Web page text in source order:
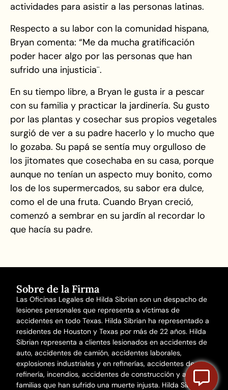
actividades para asistir a las personas latinas.
Respecto a su labor con la comunidad hispana,
Bryan comenta: “Me da mucha gratificación
poder hacer algo por las personas que han
sufrido una injusticia¨.
En su tiempo libre, a Bryan le gusta ir a pescar
con su familia y practicar la jardinería. Su gusto
por las plantas y cosechar sus propios vegetales
surgió de ver a su padre hacerlo y lo mucho que
lo gozaba. Su papá se sentía muy orgulloso de
los jitomates que cosechaba en su casa, porque
aunque no tenían un aspecto muy bonito, como
los de los supermercados, su sabor era dulce,
como el de una fruta. Cuando Bryan creció,
comenzó a sembrar en su jardín al recordar lo
que hacía su padre.
Sobre de la Firma
Las Oficinas Legales de Hilda Sibrian son un despacho de
lesiones personales que representa a víctimas de
accidentes en todo Texas. Hilda Sibrian ha representado a
residentes de Houston y Texas por más de 22 años. Hilda
Sibrian representa a clientes lesionados enaccidentes de
auto,accidentes de camión,accidentes laborales,
explosiones industriales y en refinerías,accidentes de
refinería, incendios,accidentes de construcción y a
familias que han sufrido una muerte injusta. Hilda Sibrian